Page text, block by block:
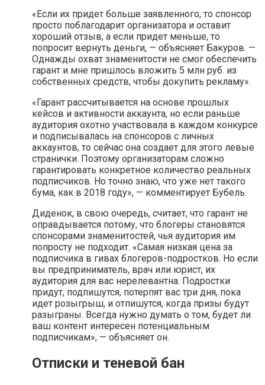
«Если их придет больше заявленного, то спонсор
просто поблагодарит организатора и оставит
хороший отзыв, а если придет меньше, то
попросит вернуть деньги, — объясняет Бакуров. —
Однажды охват знаменитости не смог обеспечить
гарант и мне пришлось вложить 5 млн руб. из
собственных средств, чтобы докупить рекламу».
«Гарант рассчитывается на основе прошлых
кейсов и активности аккаунта, но если раньше
аудитория охотно участвовала в каждом конкурсе
и подписывалась на спонсоров с личных
аккаунтов, то сейчас она создает для этого левые
странички. Поэтому организаторам сложно
гарантировать конкретное количество реальных
подписчиков. Но точно знаю, что уже нет такого
бума, как в 2018 году», — комментирует Бубель.
Диденок, в свою очередь, считает, что гарант не
оправдывается потому, что блогеры становятся
спонсорами знаменитостей, чья аудитория им
попросту не подходит. «Самая низкая цена за
подписчика в гивах блогеров-подростков. Но если
вы предприниматель, врач или юрист, их
аудитория для вас нерелевантна. Подростки
придут, подпишутся, потерпят вас три дня, пока
идет розыгрыш, и отпишутся, когда призы будут
разыграны. Всегда нужно думать о том, будет ли
ваш контент интересен потенциальным
подписчикам», — объясняет он.
Отписки и теневой бан